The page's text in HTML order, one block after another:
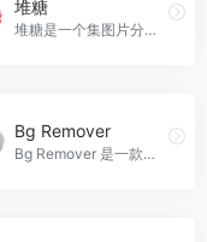
堆糖
堆糖是一个集图片分享、发现和收藏于一体的社交平台，用户可以在这个平台上发现各种美图和创意灵感。
Bg Remover
Bg Remover 是一款强大的照片编辑器，支持一键更换背景和AI自动剪切。